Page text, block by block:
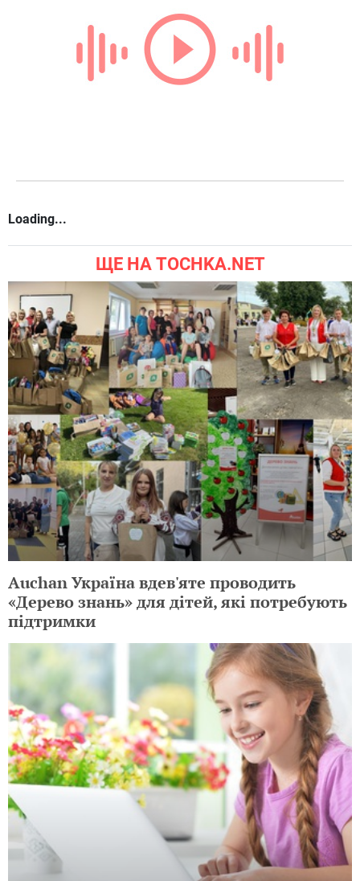
Loading...
ЩЕ НА TOCHKA.NET
Auchan Україна вдев'яте проводить
«Дерево знань» для дітей, які потребують
підтримки